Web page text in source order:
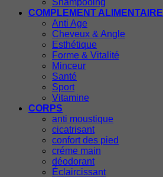
Shampooing
COMPLEMENT ALIMENTAIRE
Anti Age
Cheveux & Angle
Esthétique
Forme & Vitalité
Minceur
Santé
Sport
Vitamine
CORPS
anti moustique
cicatrisant
confort des pied
créme main
déodorant
Éclaircissant